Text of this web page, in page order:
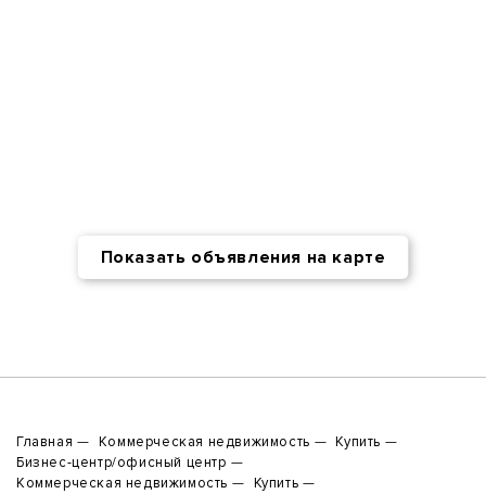
Показать объявления на карте
Главная Коммерческая недвижимость
Купить
Бизнес-центр/офисный центр
Коммерческая недвижимость
Купить